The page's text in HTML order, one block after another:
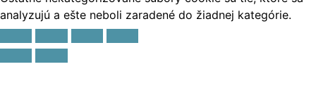
analyzujú a ešte neboli zaradené do žiadnej kategórie.